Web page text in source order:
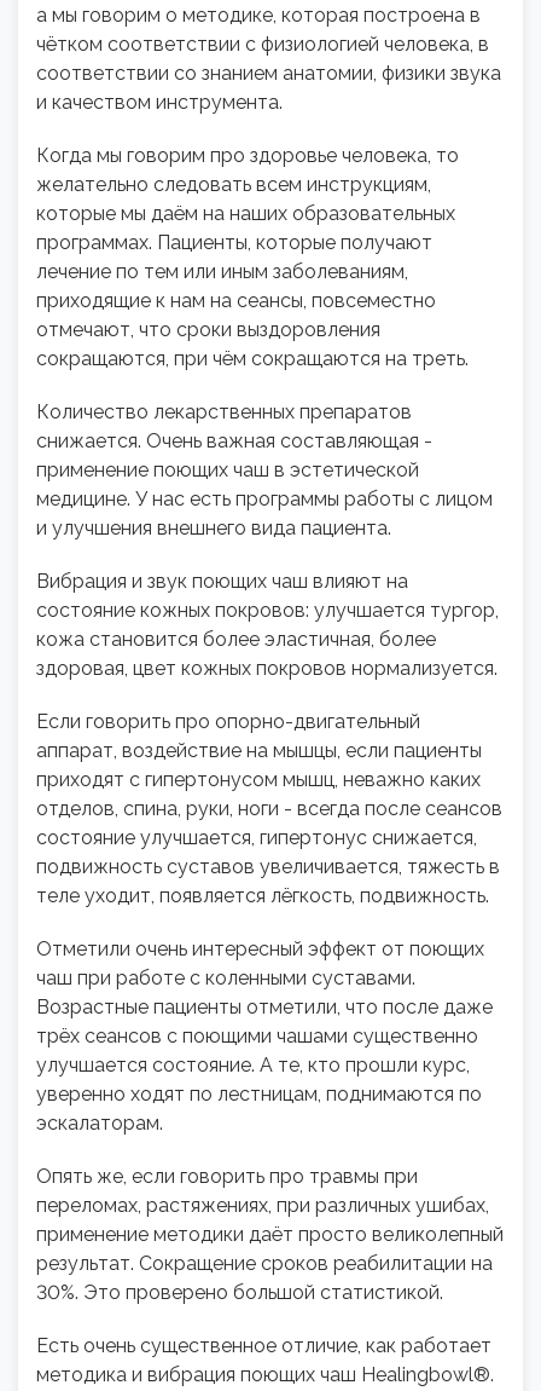
а мы говорим о методике, которая построена в
чётком соответствии с физиологией человека, в
соответствии со знанием анатомии, физики звука
и качеством инструмента.
Когда мы говорим про здоровье человека, то
желательно следовать всем инструкциям,
которые мы даём на наших образовательных
программах. Пациенты, которые получают
лечение по тем или иным заболеваниям,
приходящие к нам на сеансы, повсеместно
отмечают, что сроки выздоровления
сокращаются, при чём сокращаются на треть.
Количество лекарственных препаратов
снижается. Очень важная составляющая -
применение поющих чаш в эстетической
медицине. У нас есть программы работы с лицом
и улучшения внешнего вида пациента.
Вибрация и звук поющих чаш влияют на
состояние кожных покровов: улучшается тургор,
кожа становится более эластичная, более
здоровая, цвет кожных покровов нормализуется.
Если говорить про опорно-двигательный
аппарат, воздействие на мышцы, если пациенты
приходят с гипертонусом мышц, неважно каких
отделов, спина, руки, ноги - всегда после сеансов
состояние улучшается, гипертонус снижается,
подвижность суставов увеличивается, тяжесть в
теле уходит, появляется лёгкость, подвижность.
Отметили очень интересный эффект от поющих
чаш при работе с коленными суставами.
Возрастные пациенты отметили, что после даже
трёх сеансов с поющими чашами существенно
улучшается состояние. А те, кто прошли курс,
уверенно ходят по лестницам, поднимаются по
эскалаторам.
Опять же, если говорить про травмы при
переломах, растяжениях, при различных ушибах,
применение методики даёт просто великолепный
результат. Сокращение сроков реабилитации на
30%. Это проверено большой статистикой.
Есть очень существенное отличие, как работает
методика и вибрация поющих чаш Healingbowl®.